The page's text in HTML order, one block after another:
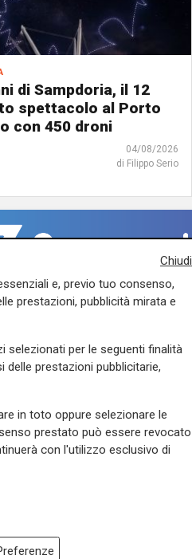
di Sampdoria, il 12
spettacolo al Porto
con 450 droni
04/08/2026
di Filippo Serio
quota 15mila rinnovi
Chiudi
e, previo tuo consenso,
prestazioni, pubblicità mirata e
selezionati per le seguenti finalità
delle prestazioni pubblicitarie,
in toto oppure selezionare le
prestato può essere revocato
con l'utilizzo esclusivo di